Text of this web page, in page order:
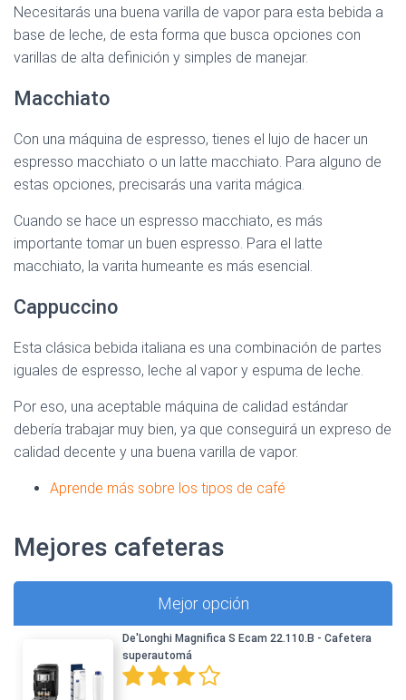
Necesitarás una buena varilla de vapor para esta bebida a
base de leche, de esta forma que busca opciones con
varillas de alta definición y simples de manejar.
Macchiato
Con una máquina de espresso, tienes el lujo de hacer un
espresso macchiato o un latte macchiato. Para alguno de
estas opciones, precisarás una varita mágica.
Cuando se hace un espresso macchiato, es más
importante tomar un buen espresso. Para el latte
macchiato, la varita humeante es más esencial.
Cappuccino
Esta clásica bebida italiana es una combinación de partes
iguales de espresso, leche al vapor y espuma de leche.
Por eso, una aceptable máquina de calidad estándar
debería trabajar muy bien, ya que conseguirá un expreso de
calidad decente y una buena varilla de vapor.
Aprende más sobre los tipos de café
Mejores cafeteras
Mejor opción
De'Longhi Magnifica S Ecam 22.110.B - Cafetera
superautomá